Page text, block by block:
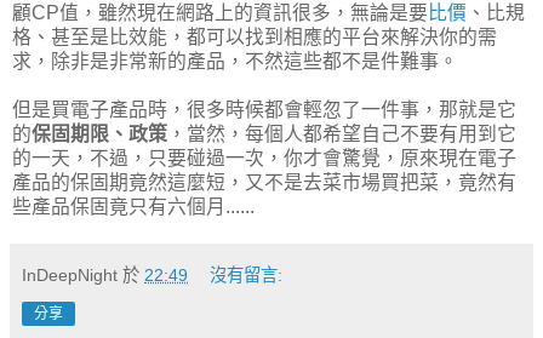
顧CP值，雖然現在網路上的資訊很多，無論是要 比價 、比規
格、甚至是比效能，都可以找到相應的平台來解決你的需
求，除非是非常新的產品，不然這些都不是件難事。
但是買電子產品時，很多時候都會輕忽了一件事，那就是它
的保固期限、政策 ，當然，每個人都希望自己不要有用到它
的一天，不過，只要碰過一次，你才會驚覺，原來現在電子
產品的保固期竟然這麼短，又不是去菜市場買把菜，竟然有
些產品保固竟只有六個月......
InDeepNight 於 22:49 沒有留言:
分享